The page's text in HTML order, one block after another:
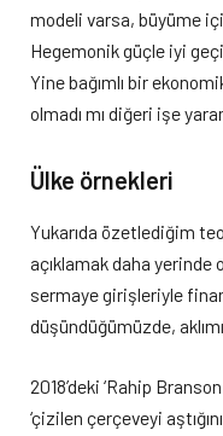
modeli varsa, büyüme
Hegemonik güçle iyi
Yine bağımlı bir
olmadı mı diğeri işe
Ülke örnekleri
Yukarıda özetlediğim
açıklamak daha
sermaye girişleriyle
düşündüğümüzde,
2018’deki ‘Rahip Branson
‘çizilen çerçeveyi